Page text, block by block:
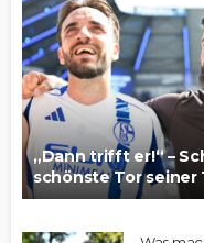
„Dann trifft er!“ –
schönste Tor seiner